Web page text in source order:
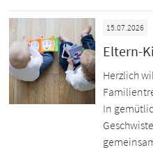
15.07.2026
Eltern-
Herzlich
In